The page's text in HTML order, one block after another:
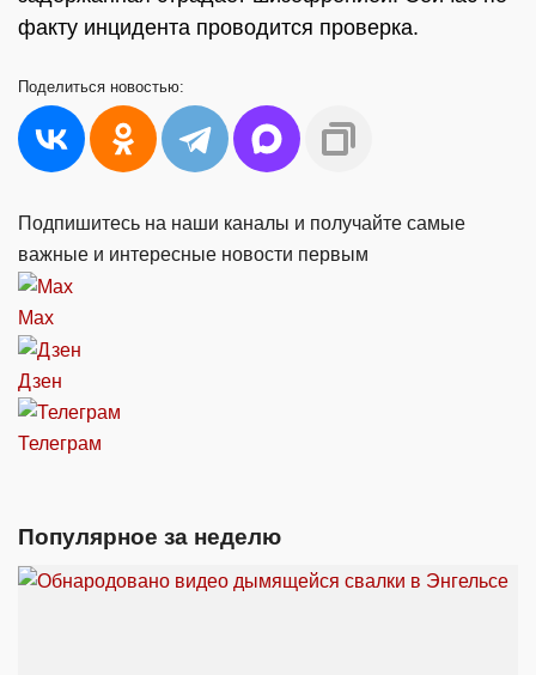
факту инцидента проводится проверка.
Поделиться новостью:
Подпишитесь на наши каналы и получайте самые
важные и интересные новости первым
Max
Дзен
Телеграм
Популярное за неделю